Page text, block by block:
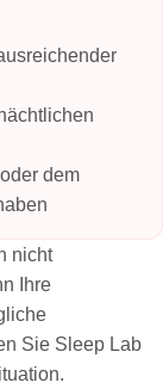
dem
nicht
Ihre
Sie Sleep Lab